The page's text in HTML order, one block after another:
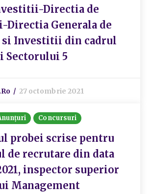
Directia de
Generala de
Investitii din cadrul
Sectorului 5
27 octombrie 2021
Concursuri
probei scrise pentru
de recrutare din data
inspector superior
Management